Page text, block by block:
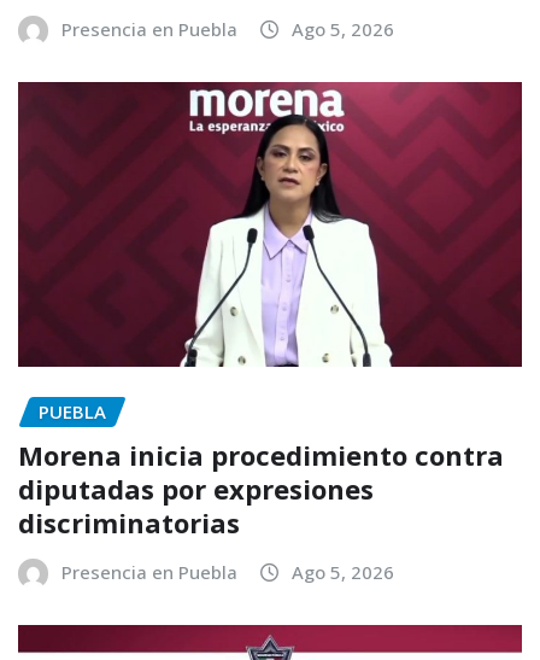
Presencia en Puebla Ago 5, 2026
PUEBLA
Morena inicia procedimiento contra
diputadas por expresiones
discriminatorias
Presencia en Puebla Ago 5, 2026